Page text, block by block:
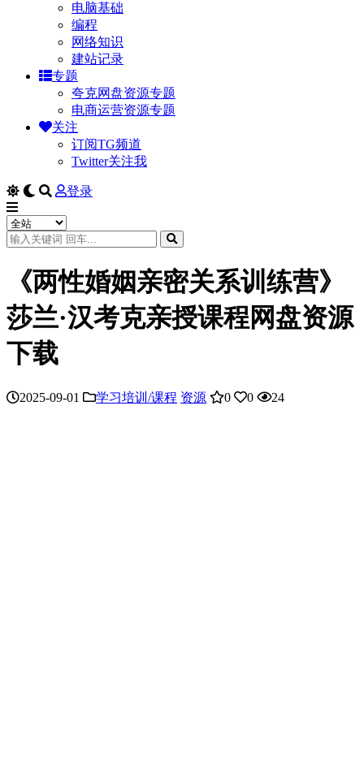
电脑基础
编程
网络知识
建站记录
专题
夸克网盘资源专题
电商运营资源专题
关注
订阅TG频道
Twitter关注我
登录
《两性婚姻亲密关系训练营》
莎兰·汉考克亲授课程网盘资源
下载
2025-09-01 学习培训/课程 资源 0 0 24